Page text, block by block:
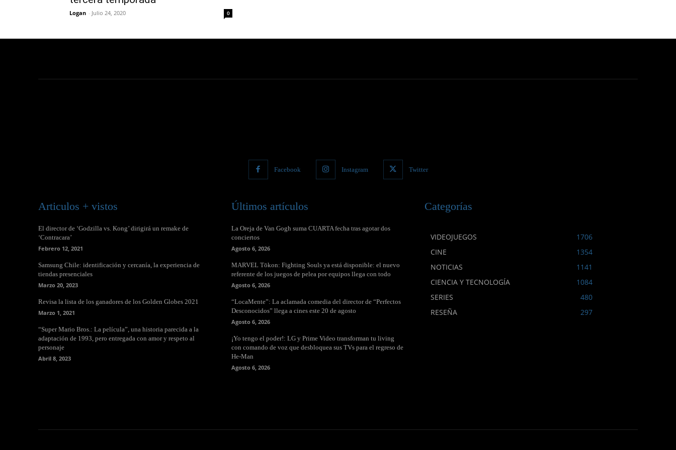
Logan - Julio 24, 2020 0
Facebook Instagram Twitter
Articulos + vistos
El director de ‘Godzilla vs. Kong’ dirigirá un remake de
‘Contracara’
Febrero 12, 2021
Samsung Chile: identificación y cercanía, la experiencia de
tiendas presenciales
Marzo 20, 2023
Revisa la lista de los ganadores de los Golden Globes 2021
Marzo 1, 2021
“Super Mario Bros.: La película”, una historia parecida a la
adaptación de 1993, pero entregada con amor y respeto al
personaje
Abril 8, 2023
Últimos artículos
La Oreja de Van Gogh suma CUARTA fecha tras agotar dos
conciertos
Agosto 6, 2026
MARVEL Tōkon: Fighting Souls ya está disponible: el nuevo
referente de los juegos de pelea por equipos llega con todo
Agosto 6, 2026
“LocaMente”: La aclamada comedia del director de “Perfectos
Desconocidos” llega a cines este 20 de agosto
Agosto 6, 2026
¡Yo tengo el poder!: LG y Prime Video transforman tu living
con comando de voz que desbloquea sus TVs para el regreso de
He-Man
Agosto 6, 2026
Categorías
VIDEOJUEGOS
1706
CINE
1354
NOTICIAS
1141
CIENCIA Y TECNOLOGÍA
1084
SERIES
480
RESEÑA
297